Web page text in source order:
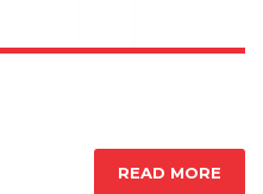
READ MORE